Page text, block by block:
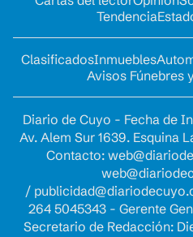
Tendencia
ClasificadosInmuebles
Avisos Fúnebres
Diario de Cuyo - Fecha de
Av. Alem Sur 1639. Esquina
Contacto:
/
264 5045343 - Gerente
Secretario de Redacción: